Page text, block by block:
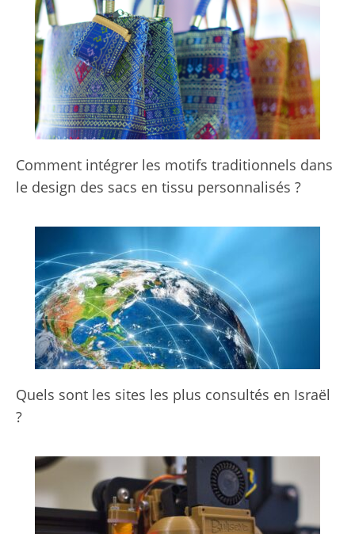
Comment intégrer les motifs traditionnels dans
le design des sacs en tissu personnalisés ?
Quels sont les sites les plus consultés en Israël
?